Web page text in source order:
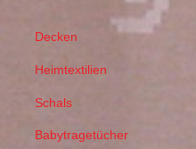
Decken
Heimtextilien
Schals
Babytragetücher